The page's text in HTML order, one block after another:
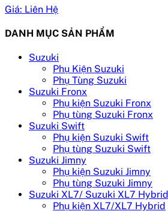
Giá: Liên Hệ
DANH MỤC SẢN PHẨM
Suzuki
Phụ Kiện Suzuki
Phụ Tùng Suzuki
Suzuki Fronx
Phụ kiện Suzuki Fronx
Phụ tùng Suzuki Fronx
Suzuki Swift
Phụ kiện Suzuki Swift
Phụ tùng Suzuki Swift
Suzuki Jimny
Phụ kiện Suzuki Jimny
Phụ tùng Suzuki Jimny
Suzuki XL7/ Suzuki XL7 Hybrid
Phụ kiện XL7/XL7 Hybrid